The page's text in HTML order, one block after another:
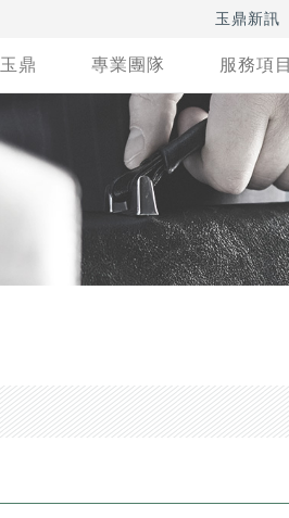
玉鼎新訊
鼎 專業團隊 服務項目